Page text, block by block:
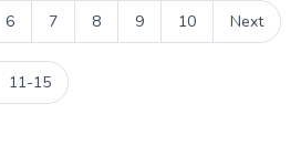
6 7 8 9 10 Next
11-15